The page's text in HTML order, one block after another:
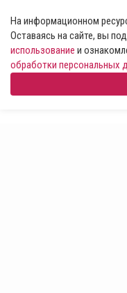
На информационном
Оставаясь на сайте, вы
использование и
обработки персональных